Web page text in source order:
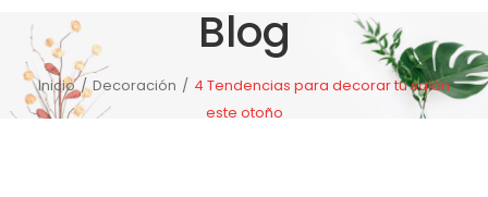
Blog
Inicio / Decoración / 4 Tendencias para decorar tu salón
este otoño